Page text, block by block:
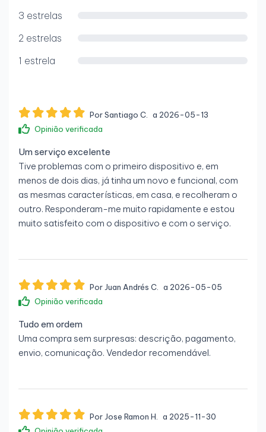
3 estrelas
2 estrelas
1 estrela
Por Santiago C.
a 2026-05-13
Opinião verificada
Um serviço excelente
Tive problemas com o primeiro dispositivo e, em
menos de dois dias, já tinha um novo e funcional, com
as mesmas características, em casa, e recolheram o
outro. Responderam-me muito rapidamente e estou
muito satisfeito com o dispositivo e com o serviço.
Por Juan Andrés C.
a 2026-05-05
Opinião verificada
Tudo em ordem
Uma compra sem surpresas: descrição, pagamento,
envio, comunicação. Vendedor recomendável.
Por Jose Ramon H.
a 2025-11-30